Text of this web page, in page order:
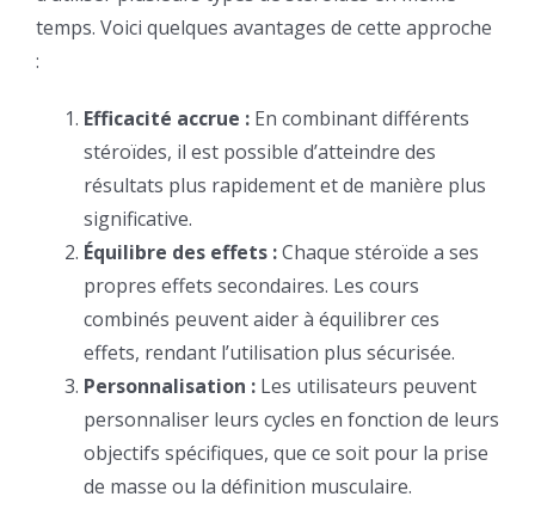
temps. Voici quelques avantages de cette approche
:
Efficacité accrue : En combinant différents
stéroïdes, il est possible d’atteindre des
résultats plus rapidement et de manière plus
significative.
Équilibre des effets :Chaque stéroïde a ses
propres effets secondaires. Les cours
combinés peuvent aider à équilibrer ces
effets, rendant l’utilisation plus sécurisée.
Personnalisation : Les utilisateurs peuvent
personnaliser leurs cycles en fonction de leurs
objectifs spécifiques, que ce soit pour la prise
de masse ou la définition musculaire.